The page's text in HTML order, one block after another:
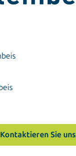
Kontaktieren Sie uns